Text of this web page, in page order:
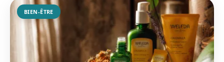
BIEN-ÊTRE